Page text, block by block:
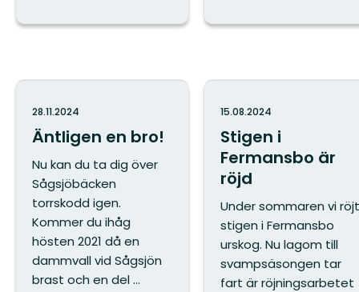
Äntligen en bro!
28.11.2024
Nu kan du ta dig över
Sågsjöbäcken
torrskodd igen.
Kommer du ihåg
hösten 2021 då en
dammvall vid Sågsjön
brast och en del ...
Stigen i
Fermansbo är
röjd
15.08.2024
Under sommaren vi röjt
stigen i Fermansbo
urskog. Nu lagom till
svampsäsongen tar
fart är röjningsarbetet